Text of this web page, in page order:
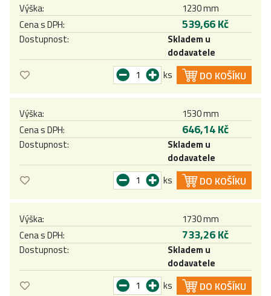
Výška:
1230 mm
Cena s DPH:
539,66 Kč
Dostupnost:
Skladem u
dodavatele
ks
DO KOŠÍKU
Výška:
1530 mm
Cena s DPH:
646,14 Kč
Dostupnost:
Skladem u
dodavatele
ks
DO KOŠÍKU
Výška:
1730 mm
Cena s DPH:
733,26 Kč
Dostupnost:
Skladem u
dodavatele
ks
DO KOŠÍKU